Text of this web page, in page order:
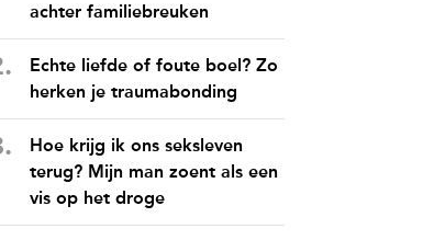
achter familiebreuken
Echte liefde of foute boel? Zo
herken je traumabonding
Hoe krijg ik ons seksleven
terug? Mijn man zoent als een
vis op het droge